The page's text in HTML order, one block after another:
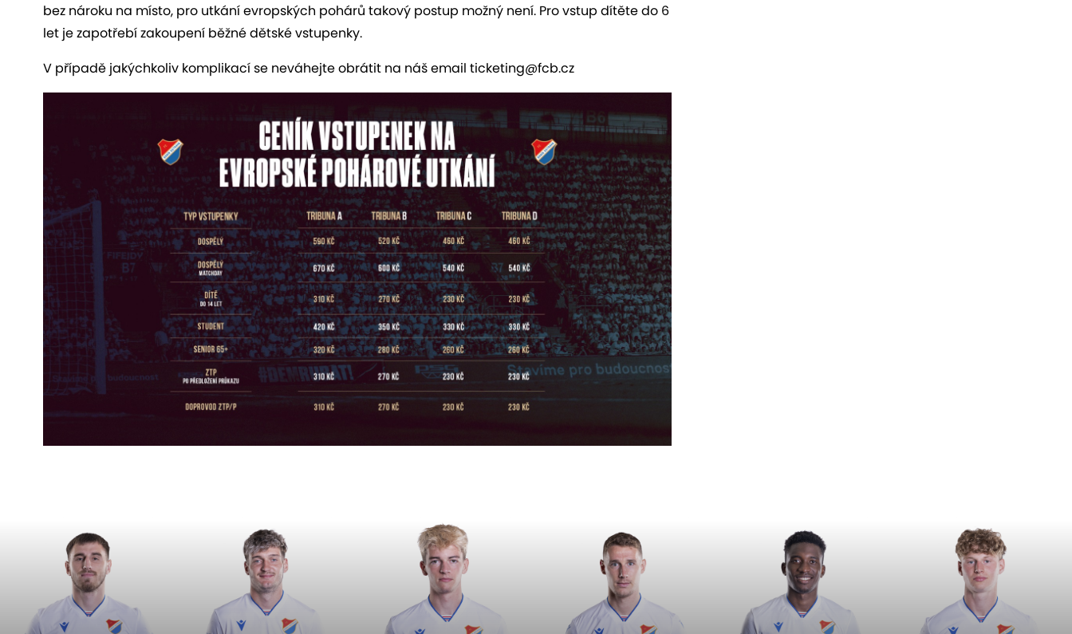
bez nároku na místo, pro utkání evropských pohárů takový postup možný není. Pro vstup dítěte do 6
let je zapotřebí zakoupení běžné dětské vstupenky.
V případě jakýchkoliv komplikací se neváhejte obrátit na náš email ticketing@fcb.cz